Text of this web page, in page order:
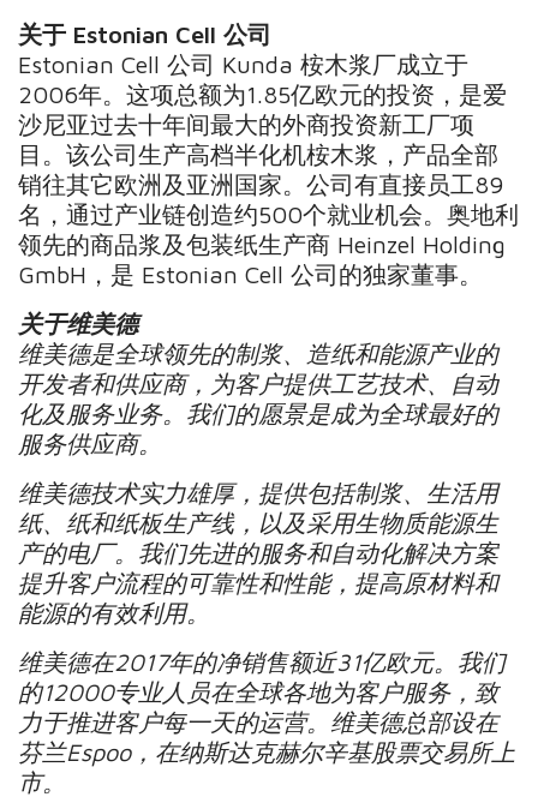
关于 Estonian Cell 公司
Estonian Cell 公司 Kunda 桉木浆厂成立于
2006年。这项总额为1.85亿欧元的投资，是爱
沙尼亚过去十年间最大的外商投资新工厂项
目。该公司生产高档半化机桉木浆，产品全部
销往其它欧洲及亚洲国家。公司有直接员工89
名，通过产业链创造约500个就业机会。奥地利
领先的商品浆及包装纸生产商 Heinzel Holding
GmbH，是 Estonian Cell 公司的独家董事。
关于维美德
维美德是全球领先的制浆、造纸和能源产业的
开发者和供应商，为客户提供工艺技术、自动
化及服务业务。我们的愿景是成为全球最好的
服务供应商。
维美德技术实力雄厚，提供包括制浆、生活用
纸、纸和纸板生产线，以及采用生物质能源生
产的电厂。我们先进的服务和自动化解决方案
提升客户流程的可靠性和性能，提高原材料和
能源的有效利用。
维美德在2017年的净销售额近31亿欧元。我们
的12000专业人员在全球各地为客户服务，致
力于推进客户每一天的运营。维美德总部设在
芬兰Espoo，在纳斯达克赫尔辛基股票交易所上
市。